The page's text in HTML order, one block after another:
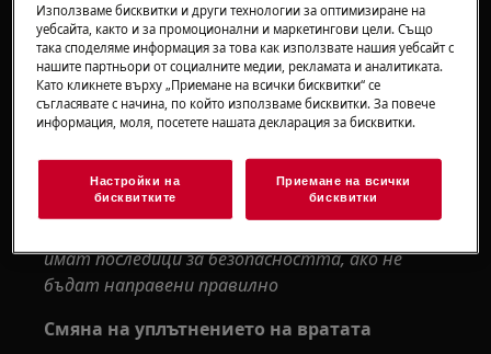
Винаги внимавайте при преместване на уреди,
за тежки уреди е необходимо да го преместят
двама души.
Винаги използвайте предпазни ръкавици и
затворени обувки.
Моля, обърнете внимание, че саморемонтът
имат последици за безопасността, ако не
бъдат направени правилно
Смяна на уплътнението на вратата
Използваме бисквитки и други технологии за оптимизиране на
уебсайта, както и за промоционални и маркетингови цели. Също
така споделяме информация за това как използвате нашия уебсайт с
нашите партньори от социалните медии, рекламата и аналитиката.
Като кликнете върху „Приемане на всички бисквитки“ се
съгласявате с начина, по който използваме бисквитки. За повече
информация, моля, посетете нашата декларация за бисквитки.
Настройки на
бисквитките
Приемане на всички
бисквитки